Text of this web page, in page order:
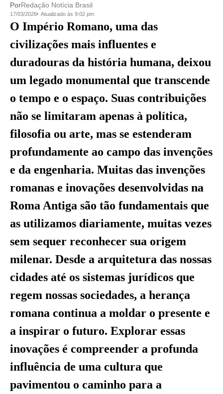
PorRedação Notícia Brasil
17/03/2026 Atualizado às 9:02 pm
O Império Romano, uma das
civilizações mais influentes e
duradouras da história humana, deixou
um legado monumental que transcende
o tempo e o espaço. Suas contribuições
não se limitaram apenas à política,
filosofia ou arte, mas se estenderam
profundamente ao campo das invenções
e da engenharia. Muitas das invenções
romanas e inovações desenvolvidas na
Roma Antiga são tão fundamentais que
as utilizamos diariamente, muitas vezes
sem sequer reconhecer sua origem
milenar. Desde a arquitetura das nossas
cidades até os sistemas jurídicos que
regem nossas sociedades, a herança
romana continua a moldar o presente e
a inspirar o futuro. Explorar essas
inovações é compreender a profunda
influência de uma cultura que
pavimentou o caminho para a